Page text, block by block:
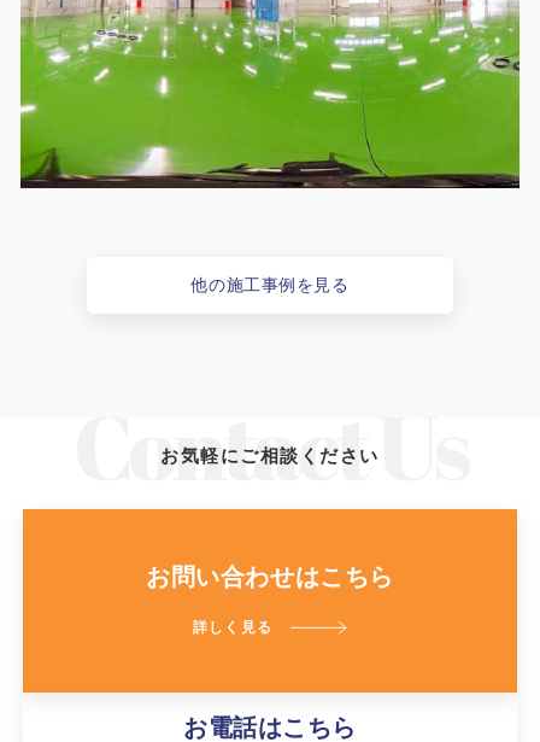
他の施工事例を見る
お気軽にご相談ください
お問い合わせはこちら
詳しく見る
お電話はこちら